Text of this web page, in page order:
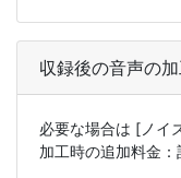
収録後の音声の
必要な場合は [ノイ
加工時の追加料金：